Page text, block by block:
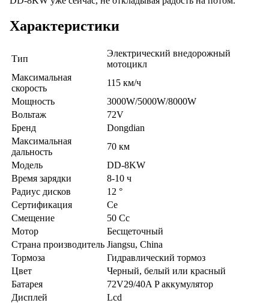
Характеристики
Тип
Электрический внедорожный
мотоцикл
Максимальная
скорость
115 км/ч
Мощность
3000W/5000W/8000W
Вольтаж
72V
Бренд
Dongdian
Максимальная
дальность
70 км
Модель
DD-8KW
Время зарядки
8-10 ч
Радиус дисков
12 °
Сертификация
Ce
Смещение
50 Cc
Мотор
Бесщеточный
Страна производитель Jiangsu, China
Тормоза
Гидравлический тормоз
Цвет
Черный, белый или красный
Батарея
72V29/40A P аккумулятор
Дисплей
Lcd